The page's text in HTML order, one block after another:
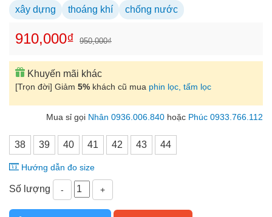
xây dựng
thoáng khí chống nước
910,000₫ 950,000₫
Khuyến mãi khác
[Trọn đời] Giảm 5% khách cũ mua phin lọc, tấm lọc
Mua sỉ gọi Nhân 0936.006.840 hoặc Phúc 0933.766.112
38 39 40 41 42 43 44
Hướng dẫn đo size
Số lượng - +